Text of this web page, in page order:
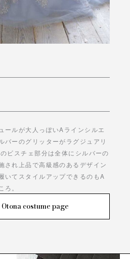
ールが大人っぽいAラインシルエ
バーのグリッターがラグジュアリ
ビスチェ部分は全体にシルバーの
され上品で高級感のあるデザイン
いてスタイルアップできるのもA
。
costume page